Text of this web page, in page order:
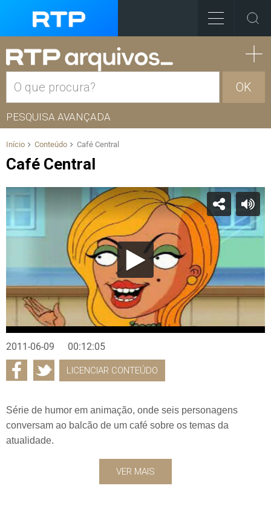
OK
PESQUISA AVANÇADA
Início Conteúdo Café Central
Café Central
2011-06-09 00:12:05
LICENCIAR CONTEÚDO
Série de humor em animação, onde seis personagens
conversam ao balcão de um café sobre os temas da
atualidade.
VER MAIS